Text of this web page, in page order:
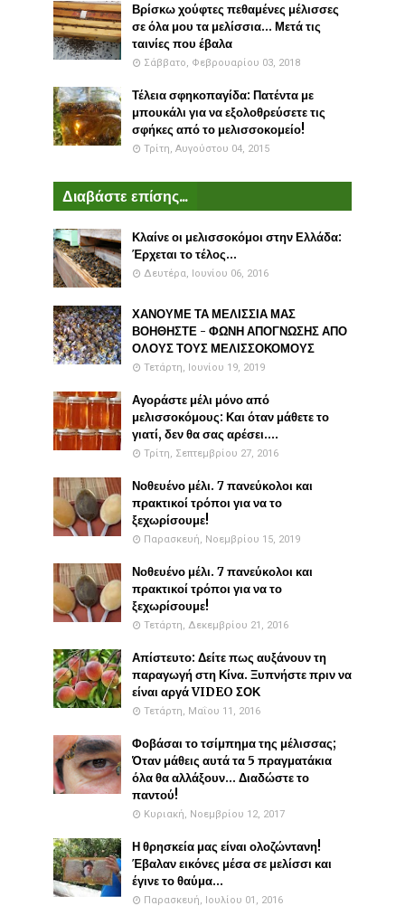
Βρίσκω χούφτες πεθαμένες μέλισσες
σε όλα μου τα μελίσσια... Μετά τις
ταινίες που έβαλα
Σάββατο, Φεβρουαρίου 03, 2018
Τέλεια σφηκοπαγίδα: Πατέντα με
μπουκάλι για να εξολοθρεύσετε τις
σφήκες από το μελισσοκομείο!
Τρίτη, Αυγούστου 04, 2015
Διαβάστε επίσης...
Κλαίνε οι μελισσοκόμοι στην Ελλάδα:
Έρχεται το τέλος...
Δευτέρα, Ιουνίου 06, 2016
ΧΑΝΟΥΜΕ ΤΑ ΜΕΛΙΣΣΙΑ ΜΑΣ
ΒΟΗΘΗΣΤΕ - ΦΩΝΗ ΑΠΟΓΝΩΣΗΣ ΑΠΟ
ΟΛΟΥΣ ΤΟΥΣ ΜΕΛΙΣΣΟΚΟΜΟΥΣ
Τετάρτη, Ιουνίου 19, 2019
Αγοράστε μέλι μόνο από
μελισσοκόμους: Και όταν μάθετε το
γιατί, δεν θα σας αρέσει....
Τρίτη, Σεπτεμβρίου 27, 2016
Νοθευένο μέλι. 7 πανεύκολοι και
πρακτικοί τρόποι για να το
ξεχωρίσουμε!
Παρασκευή, Νοεμβρίου 15, 2019
Νοθευένο μέλι. 7 πανεύκολοι και
πρακτικοί τρόποι για να το
ξεχωρίσουμε!
Τετάρτη, Δεκεμβρίου 21, 2016
Απίστευτο: Δείτε πως αυξάνουν τη
παραγωγή στη Κίνα. Ξυπνήστε πριν να
είναι αργά VIDEO ΣΟΚ
Τετάρτη, Μαΐου 11, 2016
Φοβάσαι το τσίμπημα της μέλισσας;
Όταν μάθεις αυτά τα 5 πραγματάκια
όλα θα αλλάξουν... Διαδώστε το
παντού!
Κυριακή, Νοεμβρίου 12, 2017
Η θρησκεία μας είναι ολοζώντανη!
Έβαλαν εικόνες μέσα σε μελίσσι και
έγινε το θαύμα...
Παρασκευή, Ιουλίου 01, 2016